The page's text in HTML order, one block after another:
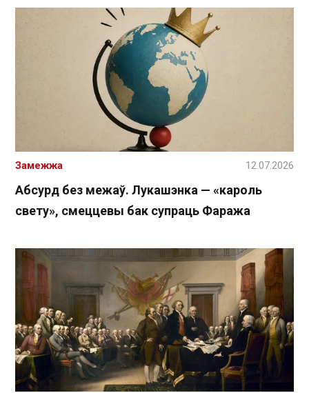
Абсурд без межаў. Лукашэнка — «кароль
свету», смеццевы бак супраць Фаража
Замежжа 12.07.2026